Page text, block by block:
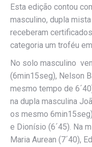
Esta edição contou
masculino, dupla
receberam
categoria um troféu
No solo masculino
(6min15seg), Nelson
mesmo tempo de
na dupla masculina
os mesmo
e Dionísio (6´45). Na
Maria Aurean (7´40),